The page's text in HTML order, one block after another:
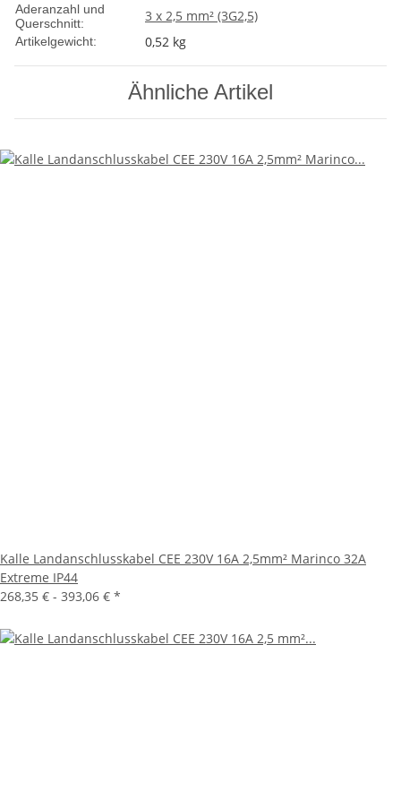
Aderanzahl und
Querschnitt:
3 x 2,5 mm² (3G2,5)
Artikelgewicht: 0,52 kg
Ähnliche Artikel
Kalle Landanschlusskabel CEE 230V 16A 2,5mm² Marinco 32A
Extreme IP44
268,35 € - 393,06 € *